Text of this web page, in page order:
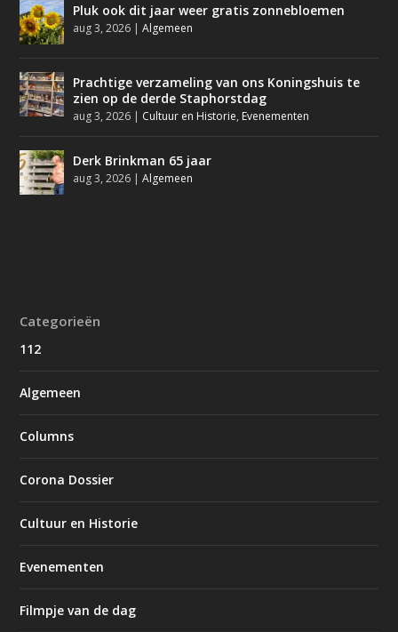
Pluk ook dit jaar weer gratis zonnebloemen
aug 3, 2026 |Algemeen
Prachtige verzameling van ons Koningshuis te
zien op de derde Staphorstdag
aug 3, 2026 | Cultuur en Historie, Evenementen
Derk Brinkman 65 jaar
aug 3, 2026 |Algemeen
Categorieën
112
Algemeen
Columns
Corona Dossier
Cultuur en Historie
Evenementen
Filmpje van de dag